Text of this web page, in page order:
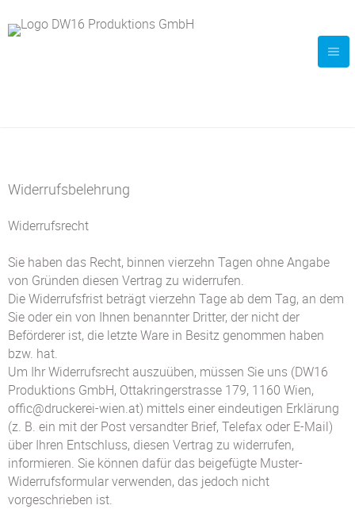
Widerrufsbelehrung
Widerrufsrecht
Sie haben das Recht, binnen vierzehn Tagen ohne Angabe
von Gründen diesen Vertrag zu widerrufen.
Die Widerrufsfrist beträgt vierzehn Tage ab dem Tag, an dem
Sie oder ein von Ihnen benannter Dritter, der nicht der
Beförderer ist, die letzte Ware in Besitz genommen haben
bzw. hat.
Um Ihr Widerrufsrecht auszuüben, müssen Sie uns (DW16
Produktions GmbH, Ottakringerstrasse 179, 1160 Wien,
offic@druckerei-wien.at) mittels einer eindeutigen Erklärung
(z. B. ein mit der Post versandter Brief, Telefax oder E-Mail)
über Ihren Entschluss, diesen Vertrag zu widerrufen,
informieren. Sie können dafür das beigefügte Muster-
Widerrufsformular verwenden, das jedoch nicht
vorgeschrieben ist.